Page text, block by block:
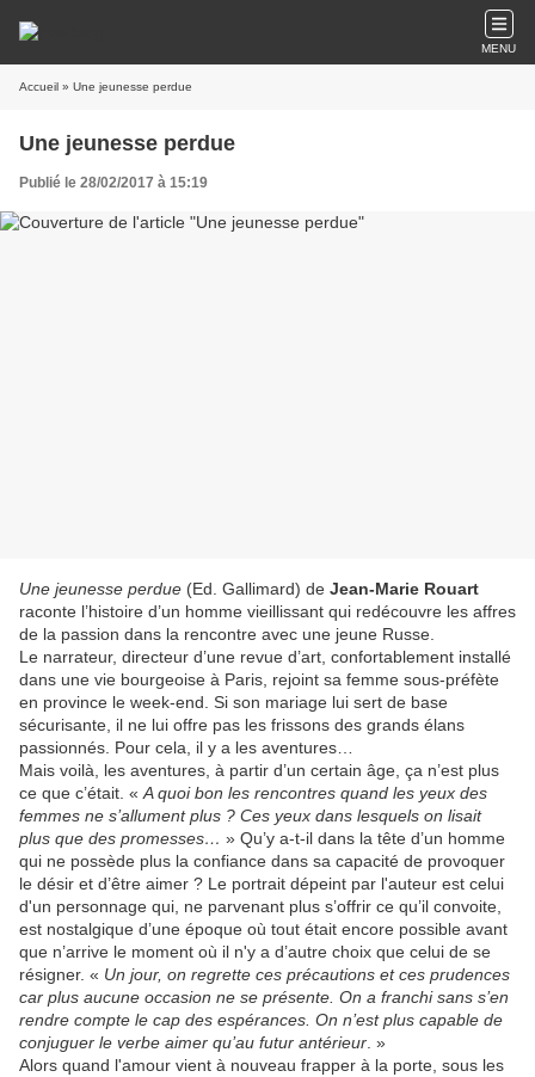
MENU
Accueil » Une jeunesse perdue
Une jeunesse perdue
Publié le 28/02/2017 à 15:19
Une jeunesse perdue (Ed. Gallimard) de Jean-Marie Rouart
raconte l’histoire d’un homme vieillissant qui redécouvre les affres
de la passion dans la rencontre avec une jeune Russe.
Le narrateur, directeur d’une revue d’art, confortablement installé
dans une vie bourgeoise à Paris, rejoint sa femme sous-préfète
en province le week-end. Si son mariage lui sert de base
sécurisante, il ne lui offre pas les frissons des grands élans
passionnés. Pour cela, il y a les aventures…
Mais voilà, les aventures, à partir d’un certain âge, ça n’est plus
ce que c’était. « A quoi bon les rencontres quand les yeux des
femmes ne s’allument plus ? Ces yeux dans lesquels on lisait
plus que des promesses… » Qu’y a-t-il dans la tête d’un homme
qui ne possède plus la confiance dans sa capacité de provoquer
le désir et d’être aimer ? Le portrait dépeint par l'auteur est celui
d'un personnage qui, ne parvenant plus s’offrir ce qu’il convoite,
est nostalgique d’une époque où tout était encore possible avant
que n’arrive le moment où il n'y a d’autre choix que celui de se
résigner. « Un jour, on regrette ces précautions et ces prudences
car plus aucune occasion ne se présente. On a franchi sans s’en
rendre compte le cap des espérances. On n’est plus capable de
conjuguer le verbe aimer qu’au futur antérieur . »
Alors quand l'amour vient à nouveau frapper à la porte, sous les